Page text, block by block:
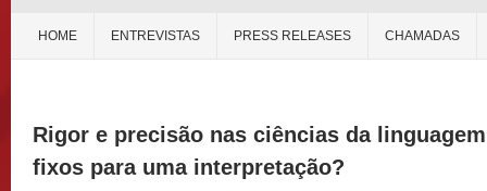
HOME ENTREVISTAS PRESS RELEASES CHAMADAS
Rigor e precisão nas ciências da
fixos para uma interpretação?